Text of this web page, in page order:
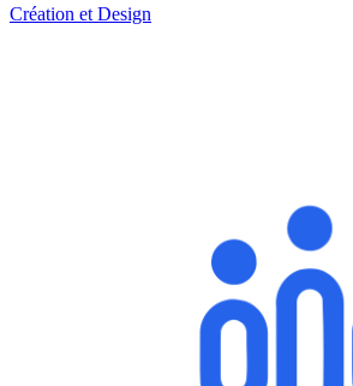
Création et Design